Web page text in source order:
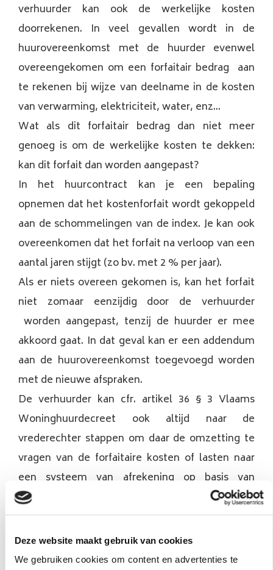
Deze website maakt gebruik van cookies
We gebruiken cookies om content en advertenties te
verhuurder kan ook de werkelijke kosten
doorrekenen. In veel gevallen wordt in de
huurovereenkomst met de huurder evenwel
overeengekomen om een forfaitair bedrag aan
te rekenen bij wijze van deelname in de kosten
van verwarming, elektriciteit, water, enz...
Wat als dit forfaitair bedrag dan niet meer
genoeg is om de werkelijke kosten te dekken:
kan dit forfait dan worden aangepast?
In het huurcontract kan je een bepaling
opnemen dat het kostenforfait wordt gekoppeld
aan de schommelingen van de index. Je kan ook
overeenkomen dat het forfait na verloop van een
aantal jaren stijgt (zo bv. met 2 % per jaar).
Als er niets overeen gekomen is, kan het forfait
niet zomaar eenzijdig door de verhuurder
worden aangepast, tenzij de huurder er mee
akkoord gaat. In dat geval kan er een addendum
aan de huurovereenkomst toegevoegd worden
met de nieuwe afspraken.
De verhuurder kan cfr. artikel 36 § 3 Vlaams
Woninghuurdecreet ook altijd naar de
vrederechter stappen om daar de omzetting te
vragen van de forfaitaire kosten of lasten naar
een systeem van afrekening op basis van
werkelijke kosten en lasten, of je kan aan de
vrederechter vragen om de forfaitaire kosten en
lasten te herzien. Ook de huurder kan trouwens
die vraag stellen aan de vrederechter. Volgens